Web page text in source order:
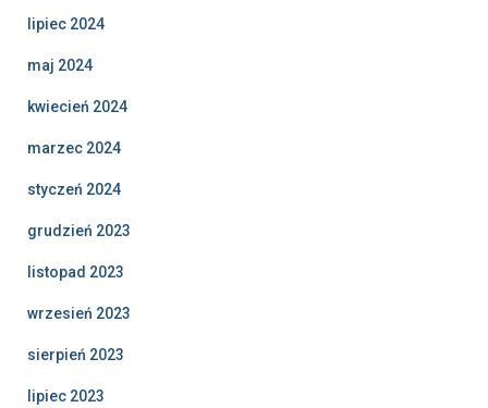
lipiec 2024
maj 2024
kwiecień 2024
marzec 2024
styczeń 2024
grudzień 2023
listopad 2023
wrzesień 2023
sierpień 2023
lipiec 2023